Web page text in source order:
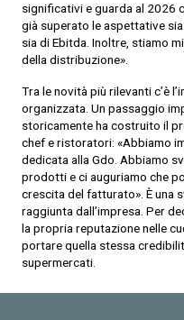
significativi e guarda al 2026
già superato le aspettative
sia di Ebitda. Inoltre, stiamo
della distribuzione».
Tra le novità più rilevanti c’è
organizzata. Un passaggio
storicamente ha costruito il
chef e ristoratori: «Abbiamo
dedicata alla Gdo. Abbiamo
prodotti e ci auguriamo che
crescita del fatturato». È una
raggiunta dall’impresa. Per
la propria reputazione nelle
portare quella stessa
supermercati.